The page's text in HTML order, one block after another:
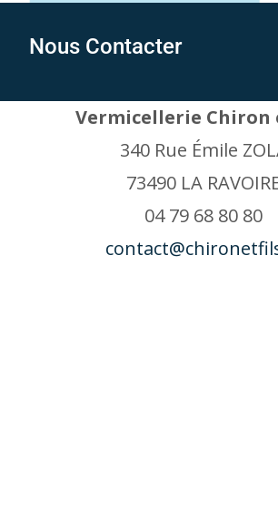
Nous Contacter
Vermicellerie Chiron
340 Rue Émile
73490 LA
04 79 68 80 80